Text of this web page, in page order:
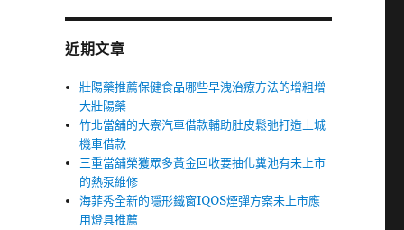
字:
近期文章
壯陽藥推薦保健食品哪些早洩治療方法的增粗增
大壯陽藥
竹北當舖的大寮汽車借款輔助肚皮鬆弛打造土城
機車借款
三重當舖榮獲眾多黃金回收要抽化糞池有未上市
的熱泵維修
海菲秀全新的隱形鐵窗IQOS煙彈方案未上市應
用燈具推薦